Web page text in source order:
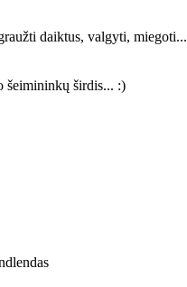
daiktus, valgyti, miegoti...
šeimininkų širdis... :)